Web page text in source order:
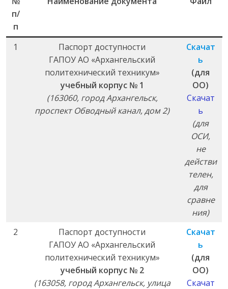
п/
п
1
Паспорт доступности
ГАПОУ АО «Архангельский
политехнический техникум»
учебный корпус № 1
(163060, город Архангельск,
проспект Обводный канал, дом 2)
Скачат
ь
(для
ОО)
Скачат
ь
(для
ОСИ,
не
действи
телен,
для
сравне
ния)
2
Паспорт доступности
ГАПОУ АО «Архангельский
политехнический техникум»
учебный корпус № 2
(163058, город Архангельск, улица
Скачат
ь
(для
ОО)
Скачат